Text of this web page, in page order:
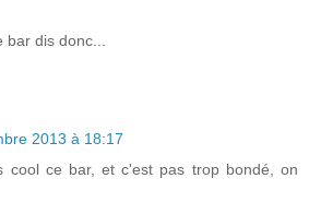
bar dis donc...
2013 à 18:17
cool ce bar, et c'est pas trop bondé, on